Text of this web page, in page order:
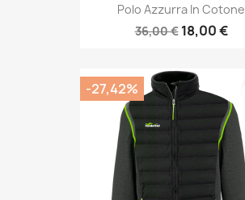
Polo Azzurra In Cotone
36,00 € 18,00 €
-27,42%